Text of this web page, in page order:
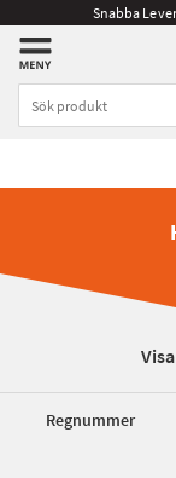
Snabba
Regnummer